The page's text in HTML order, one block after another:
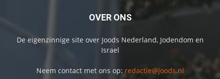
OVER ONS
De eigenzinnige site over Joods Nederland, Jodendom en
Israel
Neem contact met ons op: redactie@joods.nl